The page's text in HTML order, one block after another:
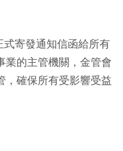
寄發通知信函給所有
業的主管機關，金管會
，確保所有受影響受益